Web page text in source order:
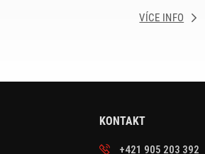
VÍCE INFO
KONTAKT
+421 905 203 392